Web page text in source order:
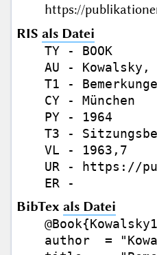
https://
RIS als Datei
TY - BOOK
AU - Kowalsky,
T1 -
CY - München
PY - 1964
T3 -
VL - 1963,7
UR - https://
BibTex als Datei
author  =